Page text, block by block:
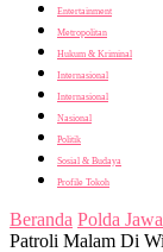
Entertainment
Metropolitan
Hukum & Kriminal
Internasional
Internasional
Nasional
Politik
Sosial & Budaya
Profile Tokoh
Beranda Polda
Patroli Malam Di